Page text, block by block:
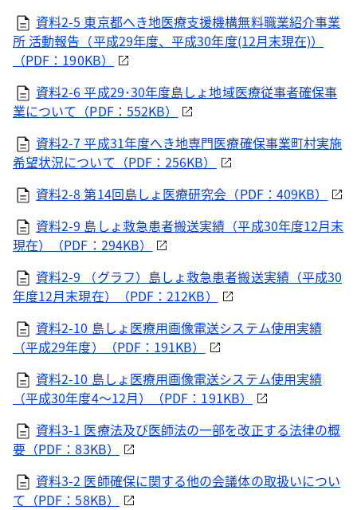
資料2-5 東京都へき地医療支援機構無料職業紹介事業
所 活動報告（平成29年度、平成30年度(12月末現在)）
（PDF：190KB）
資料2-6 平成29･30年度島しょ地域医療従事者確保事
業について（PDF：552KB）
資料2-7 平成31年度へき地専門医療確保事業町村実施
希望状況について（PDF：256KB）
資料2-8 第14回島しょ医療研究会（PDF：409KB）
資料2-9 島しょ救急患者搬送実績（平成30年度12月末
現在）（PDF：294KB）
資料2-9 （グラフ）島しょ救急患者搬送実績（平成30
年度12月末現在）（PDF：212KB）
資料2-10 島しょ医療用画像電送システム使用実績
（平成29年度）（PDF：191KB）
資料2-10 島しょ医療用画像電送システム使用実績
（平成30年度4～12月）（PDF：191KB）
資料3-1 医療法及び医師法の一部を改正する法律の概
要（PDF：83KB）
資料3-2 医師確保に関する他の会議体の取扱いについ
て（PDF：58KB）